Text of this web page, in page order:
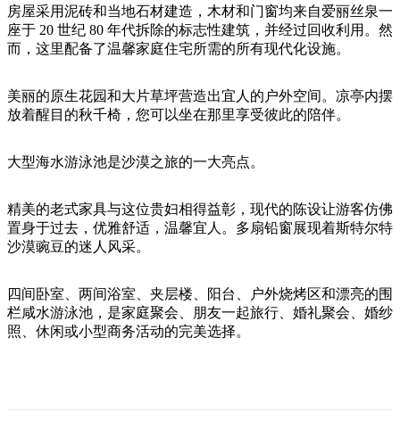
地
区
探
索
行
划
工
具
索:
Sign
房屋采用泥砖和当地石材建造，木材和门窗均来自爱丽丝泉一
座于 20 世纪 80 年代拆除的标志性建筑，并经过回收利用。然
而，这里配备了温馨家庭住宅所需的所有现代化设施。
美丽的原生花园和大片草坪营造出宜人的户外空间。凉亭内摆
放着醒目的秋千椅，您可以坐在那里享受彼此的陪伴。
大型海水游泳池是沙漠之旅的一大亮点。
精美的老式家具与这位贵妇相得益彰，现代的陈设让游客仿佛
置身于过去，优雅舒适，温馨宜人。多扇铅窗展现着斯特尔特
沙漠豌豆的迷人风采。
四间卧室、两间浴室、夹层楼、阳台、户外烧烤区和漂亮的围
栏咸水游泳池，是家庭聚会、朋友一起旅行、婚礼聚会、婚纱
照、休闲或小型商务活动的完美选择。